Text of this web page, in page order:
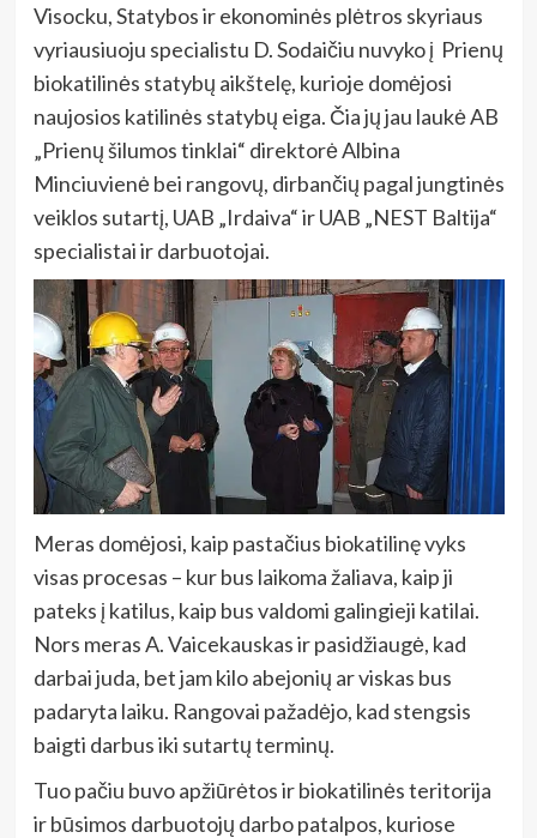
Visocku, Statybos ir ekonominės plėtros skyriaus
vyriausiuoju specialistu D. Sodaičiu nuvyko į Prienų
biokatilinės statybų aikštelę, kurioje domėjosi
naujosios katilinės statybų eiga. Čia jų jau laukė AB
„Prienų šilumos tinklai“ direktorė Albina
Minciuvienė bei rangovų, dirbančių pagal jungtinės
veiklos sutartį, UAB „Irdaiva“ ir UAB „NEST Baltija“
specialistai ir darbuotojai.
Meras domėjosi, kaip pastačius biokatilinę vyks
visas procesas – kur bus laikoma žaliava, kaip ji
pateks į katilus, kaip bus valdomi galingieji katilai.
Nors meras A. Vaicekauskas ir pasidžiaugė, kad
darbai juda, bet jam kilo abejonių ar viskas bus
padaryta laiku. Rangovai pažadėjo, kad stengsis
baigti darbus iki sutartų terminų.
Tuo pačiu buvo apžiūrėtos ir biokatilinės teritorija
ir būsimos darbuotojų darbo patalpos, kuriose